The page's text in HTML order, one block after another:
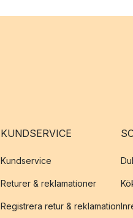
KUNDSERVICE
Kundservice
Returer & reklamationer
Registrera retur & reklamation